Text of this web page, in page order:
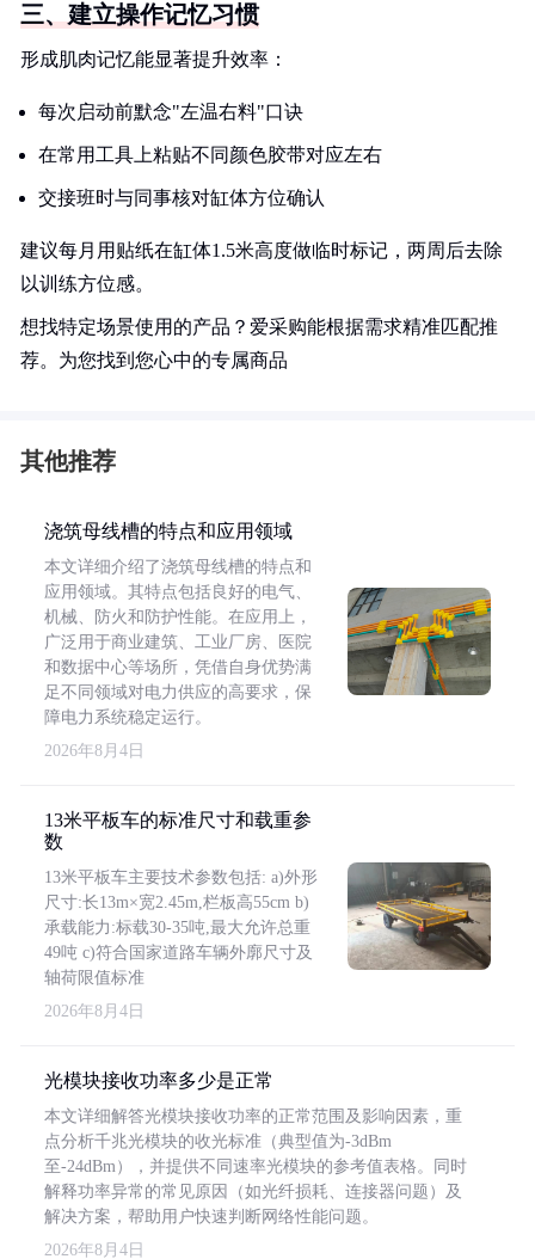
三、建立操作记忆习惯
形成肌肉记忆能显著提升效率：
每次启动前默念"左温右料"口诀
在常用工具上粘贴不同颜色胶带对应左右
交接班时与同事核对缸体方位确认
建议每月用贴纸在缸体1.5米高度做临时标记，两周后去除
以训练方位感。
想找特定场景使用的产品？爱采购能根据需求精准匹配推
荐。为您找到您心中的专属商品
其他推荐
浇筑母线槽的特点和应用领域
本文详细介绍了浇筑母线槽的特点和
应用领域。其特点包括良好的电气、
机械、防火和防护性能。在应用上，
广泛用于商业建筑、工业厂房、医院
和数据中心等场所，凭借自身优势满
足不同领域对电力供应的高要求，保
障电力系统稳定运行。
2026年8月4日
13米平板车的标准尺寸和载重参
数
13米平板车主要技术参数包括: a)外形
尺寸:长13m×宽2.45m,栏板高55cm b)
承载能力:标载30-35吨,最大允许总重
49吨 c)符合国家道路车辆外廓尺寸及
轴荷限值标准
2026年8月4日
光模块接收功率多少是正常
本文详细解答光模块接收功率的正常范围及影响因素，重
点分析千兆光模块的收光标准（典型值为-3dBm
至-24dBm），并提供不同速率光模块的参考值表格。同时
解释功率异常的常见原因（如光纤损耗、连接器问题）及
解决方案，帮助用户快速判断网络性能问题。
2026年8月4日